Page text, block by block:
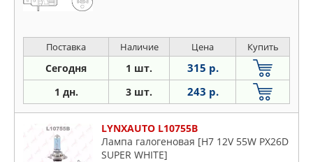
Поставка Наличие Цена Купить
Сегодня 1 шт. 315 р.
1 дн. 3 шт. 243 р.
LYNXAUTO L10755B
Лампа галогеновая [H7 12V 55W PX26D
SUPER WHITE]